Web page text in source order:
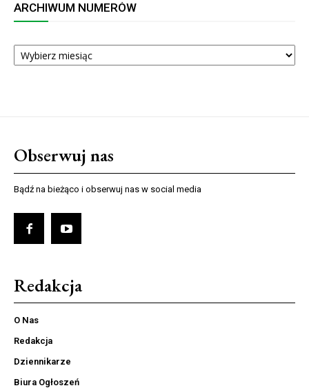
ARCHIWUM NUMERÓW
ARCHIWUM
NUMERÓW
Obserwuj nas
Bądź na bieżąco i obserwuj nas w social media
Redakcja
O Nas
Redakcja
Dziennikarze
Biura Ogłoszeń